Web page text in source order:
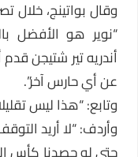
“نوير هو الأفضل
أندريه تير شتيجن قدم
عن أي حارس آخر”.
وتابع: “هذا ليس
وأردف: “لا أريد